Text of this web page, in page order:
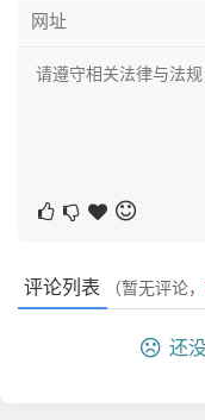
评论列表 （暂无评论，
还